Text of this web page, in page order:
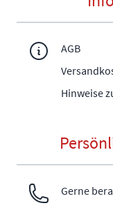
AGB
Hinweise
Gerne